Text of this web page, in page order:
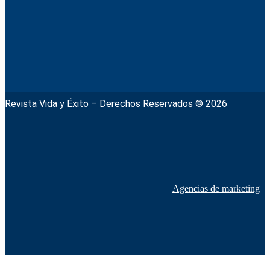
Revista Vida y Éxito – Derechos Reservados © 2026
Agencias de marketing